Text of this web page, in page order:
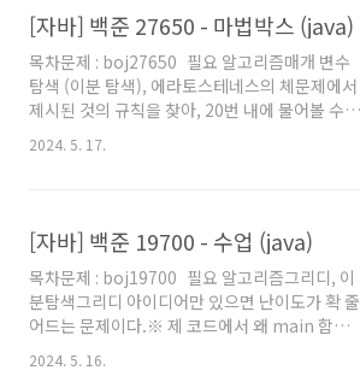
분이나, 백준에서 자바로 풀 때의 팁을 원하시는
분들도 보시는걸 추천드립니다. 풀이 N개의 숫
자를 M으로 나누었을 때, 나머지가 모두 같게 되
는 2이상의 M을 모두 찾는 문제이다. 이 경우, 우
선 가장 큰 M만 찾으면 된다. 왜냐면 나머지 M은
가장 큰 M의 약수들을 찾아주면 되기 때문이다.
그럼 문제는 N개의 숫자를 M으로 나누었을 때 나
[자바] 백준 27650 - 마법박스 (java)
목차문제 : boj27650 필요 알고리즘매개 변수
탐색 (이분 탐색), 에라토스테네스의 체문제에서
제시된 것의 규칙을 찾아, 20번 내에 물어볼 수
main 함수에 로직을 직접 작성하지 않았는지,
팁 및 주의점' 글을 참고해주세요. 백준을 자바로
풀어보려고 시작하시는 분이나, 백준에서 자바로
풀 때의 팁을 원하시는 분들도 보시는걸 추천드
립니다. 풀이 처음엔 무지성으로 단순히 최대
500만개짜리 배열 만들어두고, 2부터 시작하면
서 물어보고 1이라고 하면 2의 배수 전부 체크하
는 식으로 생각했었다. 문제는 인터랙티브 문제
2024. 5. 17.
[자바] 백준 19700 - 수업 (java)
목차문제 : boj19700 필요 알고리즘그리디, 이
분탐색그리디 아이디어만 있으면 난이도가 확 줄
어드는 문제이다.※ 제 코드에서 왜 main 함수
에 로직을 직접 작성하지 않았는지, 왜 Scanner
를 쓰지 않고 BufferedReader를 사용했는지 등
2024. 5. 16.